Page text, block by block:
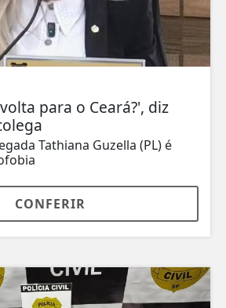
para o Ceará?', diz
Tathiana Guzella (PL) é
CONFERIR